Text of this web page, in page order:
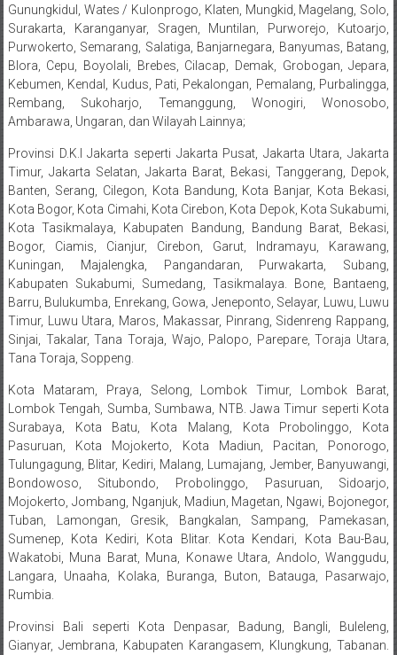
Riau,
Pekanbaru,
Bengkulu,
Mukomuko,
Gunung
Kidul,
Kulon
Progo,
Balikpapan,
Jakarta
Pusat,
Tanggerang,
Purworejo,
Purwokerto,
Kebumen,
Tasikmalaya,
Purwodadi,
Wonogiri,
Pacitan,
Gunungkidul, Wates / Kulonprogo, Klaten, Mungkid, Magelang, Solo,
Surakarta, Karanganyar, Sragen, Muntilan, Purworejo, Kutoarjo,
Purwokerto, Semarang, Salatiga, Banjarnegara, Banyumas, Batang,
Blora, Cepu, Boyolali, Brebes, Cilacap, Demak, Grobogan, Jepara,
Kebumen, Kendal, Kudus, Pati, Pekalongan, Pemalang, Purbalingga,
Rembang, Sukoharjo, Temanggung, Wonogiri, Wonosobo,
Ambarawa, Ungaran, dan Wilayah Lainnya;
Provinsi D.K.I Jakarta seperti Jakarta Pusat, Jakarta Utara, Jakarta
Timur, Jakarta Selatan, Jakarta Barat, Bekasi, Tanggerang, Depok,
Banten, Serang, Cilegon, Kota Bandung, Kota Banjar, Kota Bekasi,
Kota Bogor, Kota Cimahi, Kota Cirebon, Kota Depok, Kota Sukabumi,
Kota Tasikmalaya, Kabupaten Bandung, Bandung Barat, Bekasi,
Bogor, Ciamis, Cianjur, Cirebon, Garut, Indramayu, Karawang,
Kuningan, Majalengka, Pangandaran, Purwakarta, Subang,
Kabupaten Sukabumi, Sumedang, Tasikmalaya. Bone, Bantaeng,
Barru, Bulukumba, Enrekang, Gowa, Jeneponto, Selayar, Luwu, Luwu
Timur, Luwu Utara, Maros, Makassar, Pinrang, Sidenreng Rappang,
Sinjai, Takalar, Tana Toraja, Wajo, Palopo, Parepare, Toraja Utara,
Tana Toraja, Soppeng.
Kota Mataram, Praya, Selong, Lombok Timur, Lombok Barat,
Lombok Tengah, Sumba, Sumbawa, NTB. Jawa Timur seperti Kota
Surabaya, Kota Batu, Kota Malang, Kota Probolinggo, Kota
Pasuruan, Kota Mojokerto, Kota Madiun, Pacitan, Ponorogo,
Tulungagung, Blitar, Kediri, Malang, Lumajang, Jember, Banyuwangi,
Bondowoso, Situbondo, Probolinggo, Pasuruan, Sidoarjo,
Mojokerto, Jombang, Nganjuk, Madiun, Magetan, Ngawi, Bojonegor,
Tuban, Lamongan, Gresik, Bangkalan, Sampang, Pamekasan,
Sumenep, Kota Kediri, Kota Blitar. Kota Kendari, Kota Bau-Bau,
Wakatobi, Muna Barat, Muna, Konawe Utara, Andolo, Wanggudu,
Langara, Unaaha, Kolaka, Buranga, Buton, Batauga, Pasarwajo,
Rumbia.
Provinsi Bali seperti Kota Denpasar, Badung, Bangli, Buleleng,
Gianyar, Jembrana, Kabupaten Karangasem, Klungkung, Tabanan.